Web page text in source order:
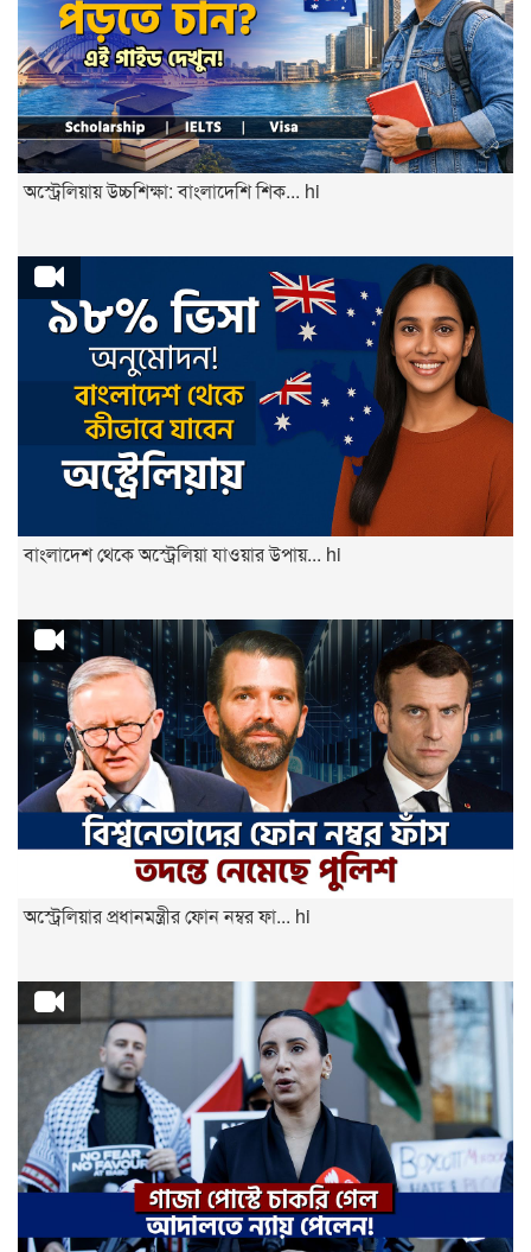
অস্ট্রেলিয়ায় উচ্চশিক্ষা: বাংলাদেশি শিক... hi
বাংলাদেশ থেকে অস্ট্রেলিয়া যাওয়ার উপায়... hi
অস্ট্রেলিয়ার প্রধানমন্ত্রীর ফোন নম্বর ফা... hi